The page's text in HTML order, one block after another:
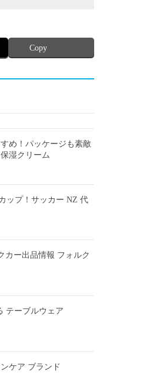
Copy
め！パッケージも素敵
湿クリーム
ップ！サッカー NZ 代
カー出品情報 フォルク
テーブルウェア
ケア ブランド